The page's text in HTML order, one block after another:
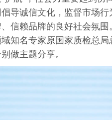
导诚信文化，监督市场
信赖品牌的良好社会氛围
知名专家原国家质检总
做主题分享。